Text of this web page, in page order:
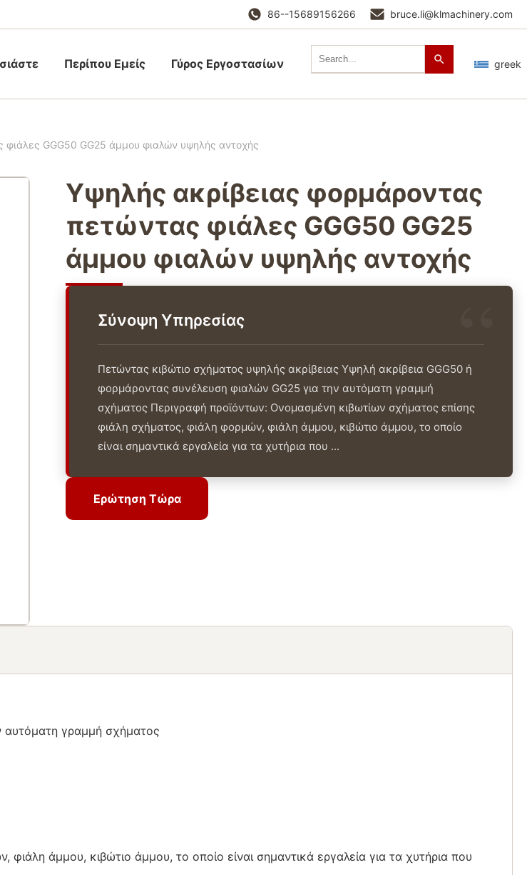
86--15689156266 bruce.li@klmachinery.com
Περίπου Εμείς Γύρος Εργοστασίων greek
GGG50 GG25 άμμου φιαλών υψηλής αντοχής
Υψηλής ακρίβειας φορμάροντας
πετώντας φιάλες GGG50 GG25
άμμου φιαλών υψηλής αντοχής
Σύνοψη Υπηρεσίας
Πετώντας κιβώτιο σχήματος υψηλής ακρίβειας Υψηλή ακρίβεια GGG50 ή
φορμάροντας συνέλευση φιαλών GG25 για την αυτόματη γραμμή
σχήματος Περιγραφή προϊόντων: Ονομασμένη κιβωτίων σχήματος επίσης
φιάλη σχήματος, φιάλη φορμών, φιάλη άμμου, κιβώτιο άμμου, το οποίο
είναι σημαντικά εργαλεία για τα χυτήρια που ...
Ερώτηση Τώρα
Ερώτηση Τώρα
αυτόματη γραμμή σχήματος
άμμου, κιβώτιο άμμου, το οποίο είναι σημαντικά εργαλεία για τα χυτήρια που